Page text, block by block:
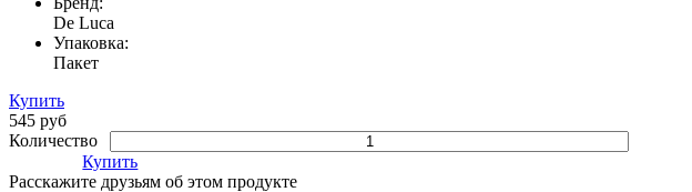
De Luca
Упаковка:
Пакет
Купить
545 руб
Количество
Купить
Расскажите друзьям об этом продукте